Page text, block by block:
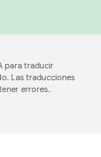
para traducir
Las traducciones
errores.